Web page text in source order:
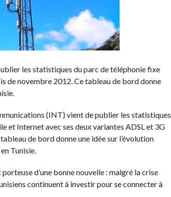
les statistiques du parc de téléphonie fixe
de novembre 2012. Ce tableau de bord donne
(INT) vient de publier les statistiques
et Internet avec ses deux variantes ADSL et 3G
de bord donne une idée sur l’évolution
Tunisie.
d’une bonne nouvelle : malgré la crise
continuent à investir pour se connecter à